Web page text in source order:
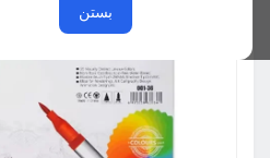
بستن